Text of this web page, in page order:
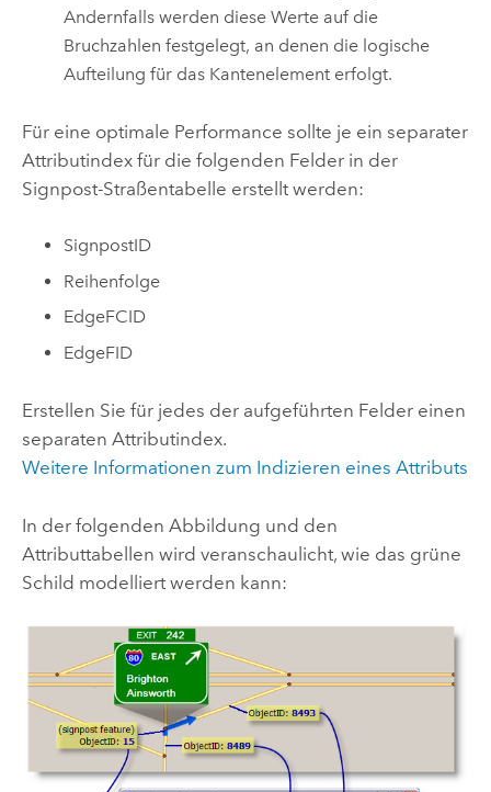
Andernfalls werden diese Werte auf die
Bruchzahlen festgelegt, an denen die logische
Aufteilung für das Kantenelement erfolgt.
Für eine optimale Performance sollte je ein separater
Attributindex für die folgenden Felder in der
Signpost-Straßentabelle erstellt werden:
SignpostID
Reihenfolge
EdgeFCID
EdgeFID
Erstellen Sie für jedes der aufgeführten Felder einen
separaten Attributindex.
Weitere Informationen zum Indizieren eines Attributs
In der folgenden Abbildung und den
Attributtabellen wird veranschaulicht, wie das grüne
Schild modelliert werden kann: